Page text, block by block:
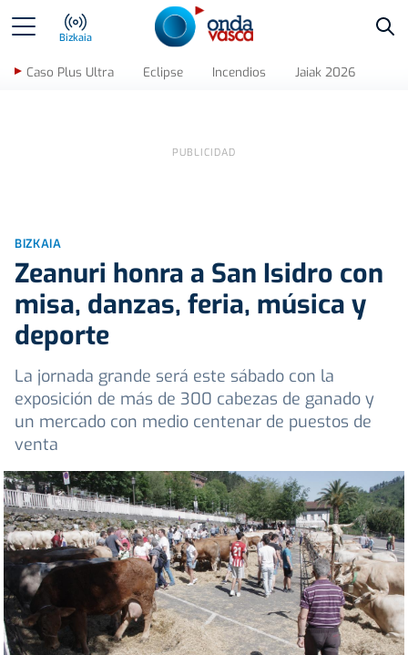
Bizkaia
Caso Plus Ultra Eclipse Incendios Jaiak 2026
BIZKAIA
Zeanuri honra a San Isidro con
misa, danzas, feria, música y
deporte
La jornada grande será este sábado con la
exposición de más de 300 cabezas de ganado y
un mercado con medio centenar de puestos de
venta